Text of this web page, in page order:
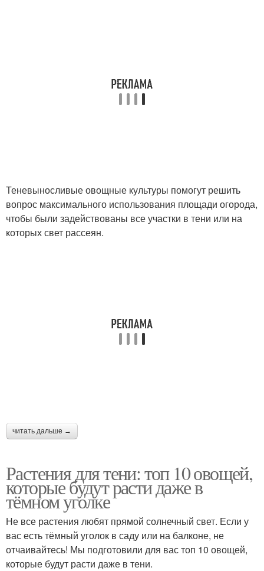
Теневыносливые овощные культуры помогут решить
вопрос максимального использования площади огорода,
чтобы были задействованы все участки в тени или на
которых свет рассеян.
читать дальше →
Растения для тени: топ 10 овощей,
которые будут расти даже в
тёмном уголке
Не все растения любят прямой солнечный свет. Если у
вас есть тёмный уголок в саду или на балконе, не
отчаивайтесь! Мы подготовили для вас топ 10 овощей,
которые будут расти даже в тени.